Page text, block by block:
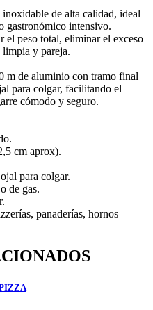
de alta calidad, ideal
gastronómico intensivo.
el peso total, eliminar el exceso
y pareja.
m de aluminio con tramo final
para colgar, facilitando el
cómodo y seguro.
cm aprox).
para colgar.
de gas.
panaderías, hornos